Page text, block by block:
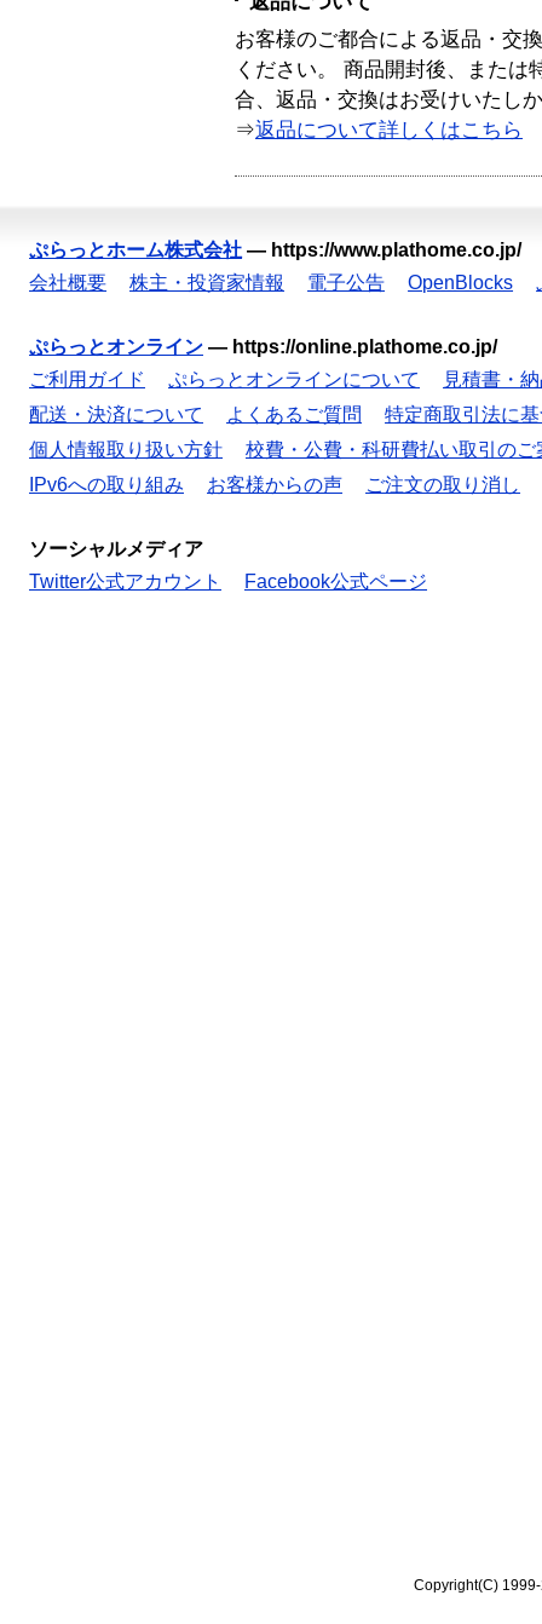
お客様のご都合による返品・交
ください。 商品開封後、または
合、返品・交換はお受けいたし
⇒返品について詳しくはこちら
ぷらっとホーム株式会社 — https://www.plathome.co.jp/
会社概要
株主・投資家情報 電子公告 OpenBlocks
ぷらっとオンライン — https://online.plathome.co.jp/
ご利用ガイド
ぷらっとオンラインについて
見積書・
配送・決済について
よくあるご質問
特定商取引法に
個人情報取り扱い方針
校費・公費・科研費払い取引のご
IPv6への取り組み
お客様からの声 ご注文の取り消し
ソーシャルメディア
Twitter公式アカウント
Facebook公式ページ
Copyright(C)